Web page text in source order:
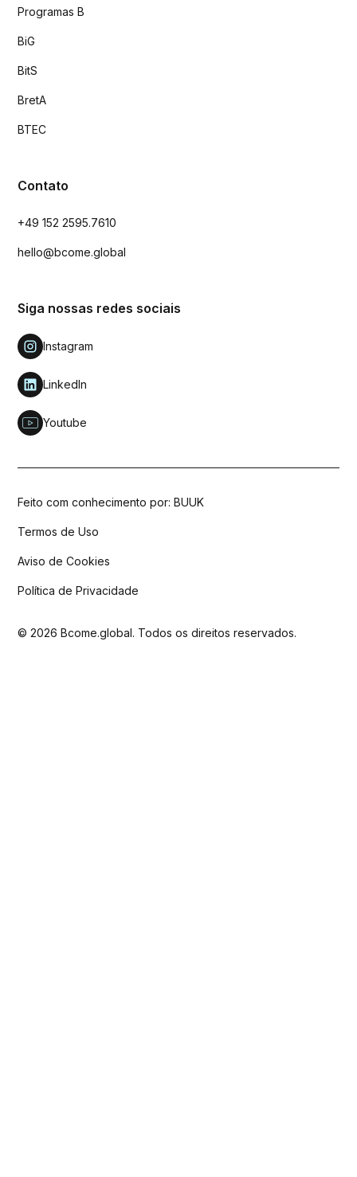
Programas B
BiG
BitS
BretA
BTEC
Contato
+49 152 2595.7610
hello@bcome.global
Siga nossas redes sociais
Instagram
LinkedIn
Youtube
© 2026 Bcome.global. Todos os direitos reservados.
Política de Privacidade
Aviso de Cookies
Termos de Uso
Feito com conhecimento por: BUUK